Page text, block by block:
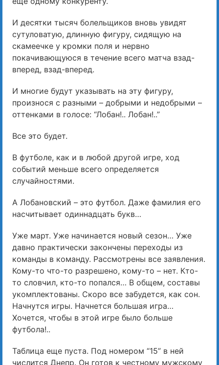
И десятки тысяч болельщиков вновь увидят
сутуловатую, длинную фигуру, сидящую на
скамеечке у кромки поля и нервно
покачивающуюся в течение всего матча взад-
вперед, взад-вперед.
И многие будут указывать на эту фигуру,
произнося с разными – добрыми и недобрыми –
оттенками в голосе: “Лобан!.. Лобан!..”
Все это будет.
В футболе, как и в любой другой игре, ход
событий меньше всего определяется
случайностями.
А Лобановский – это футбол. Даже фамилия его
насчитывает одиннадцать букв…
Уже март. Уже начинается новый сезон… Уже
давно практически закончены переходы из
команды в команду. Рассмотрены все заявления.
Кому-то что-то разрешено, кому-то – нет. Кто-
то словчил, кто-то попался… В общем, составы
укомплектованы. Скоро все забудется, как сон.
Начнутся игры. Начнется большая игра…
Хочется, чтобы в этой игре было больше
футбола!..
Таблица еще пуста. Под номером “15” в ней
числится Днепр. Он готов к честному мужскому